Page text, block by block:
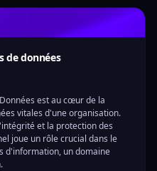
de données
est au cœur de la
vitales d'une organisation.
et la protection des
joue un rôle crucial dans le
d'information, un domaine